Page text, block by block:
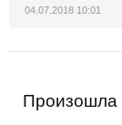
04.07.2018 10:01
Произошла